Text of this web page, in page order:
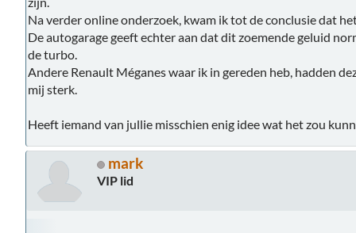
Na verder online onderzoek, kwam ik tot de conclusie dat
De autogarage geeft echter aan dat dit zoemende geluid
de turbo.
Andere Renault Méganes waar ik in gereden heb, hadden
mij sterk.
Heeft iemand van jullie misschien enig idee wat het zou
mark
VIP lid